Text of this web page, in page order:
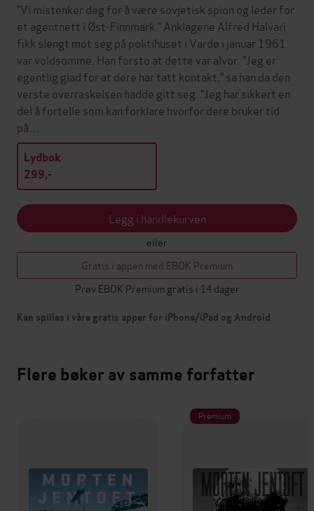
”Vi mistenker deg for å være sovjetisk spion og leder for
et agentnett i Øst-Finnmark.” Anklagene Alfred Halvari
fikk slengt mot seg på politihuset i Vardø i januar 1961
var voldsomme. Han forsto at dette var alvor. ”Jeg er
egentlig glad for at dere har tatt kontakt,” sa han da den
verste overraskelsen hadde gitt seg. ”Jeg har sikkert en
del å fortelle som kan forklare hvorfor dere bruker tid
på…
Lydbok
299,-
Legg i handlekurven
eller
Gratis i appen med EBOK Premium
Prøv EBOK Premium gratis i 14 dager
Kan spilles i våre gratis apper for iPhone/iPad og Android
Flere bøker av samme forfatter
Premium